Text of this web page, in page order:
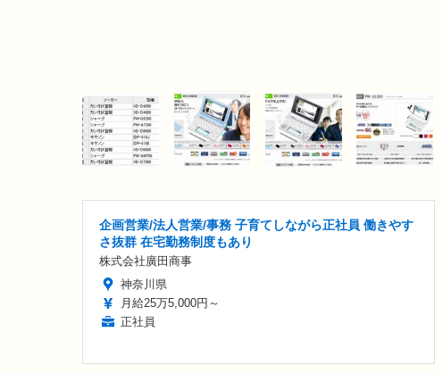
企画営業/法人営業/事務 子育てしながら正社員 働きやす
さ抜群 在宅勤務制度もあり
株式会社廣田商事
神奈川県
月給25万5,000円～
正社員